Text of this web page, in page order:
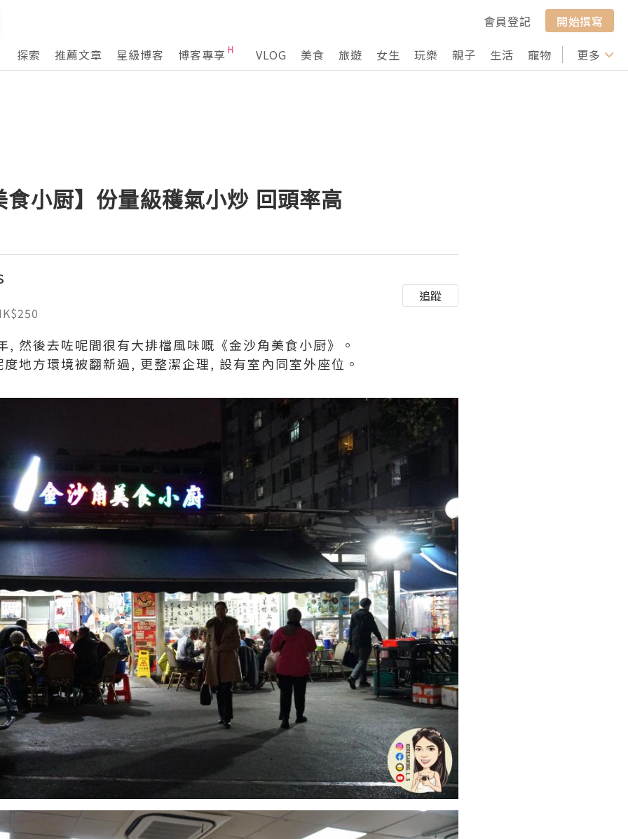
會員登記
開始撰寫
探索
推薦文章 星級博客 博客專享 VLOG 美食 旅遊 女生 玩樂 親子 生活 寵物 行山 打卡
更多
小厨】份量級穫氣小炒 回頭率高
追蹤
, 然後去咗呢間很有大排檔風味嘅《金沙角美食小厨》。
地方環境被翻新過, 更整潔企理, 設有室內同室外座位。